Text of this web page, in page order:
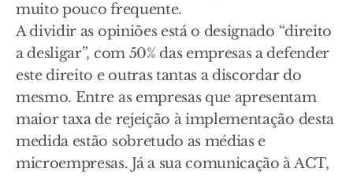
muito pouco frequente.
A dividir as opiniões está o designado “direito
a desligar”, com 50% das empresas a defender
este direito e outras tantas a discordar do
mesmo. Entre as empresas que apresentam
maior taxa de rejeição à implementação desta
medida estão sobretudo as médias e
microempresas. Já a sua comunicação à ACT,